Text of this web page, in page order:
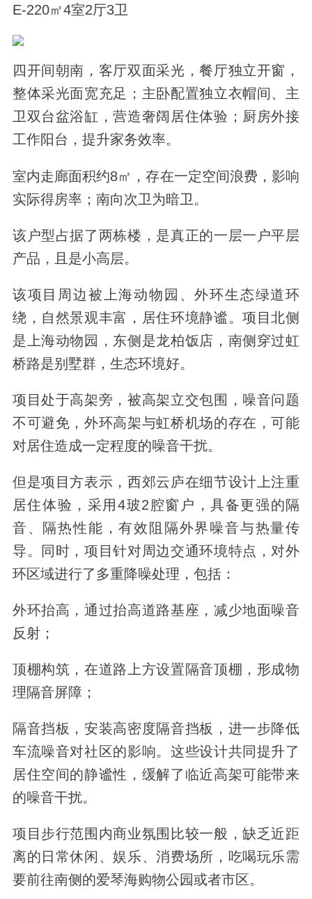
E-220㎡4室2厅3卫
四开间朝南，客厅双面采光，餐厅独立开窗，
整体采光面宽充足；主卧配置独立衣帽间、主
卫双台盆浴缸，营造奢阔居住体验；厨房外接
工作阳台，提升家务效率。
室内走廊面积约8㎡，存在一定空间浪费，影响
实际得房率；南向次卫为暗卫。
该户型占据了两栋楼，是真正的一层一户平层
产品，且是小高层。
该项目周边被上海动物园、外环生态绿道环
绕，自然景观丰富，居住环境静谧。项目北侧
是上海动物园，东侧是龙柏饭店，南侧穿过虹
桥路是别墅群，生态环境好。
项目处于高架旁，被高架立交包围，噪音问题
不可避免，外环高架与虹桥机场的存在，可能
对居住造成一定程度的噪音干扰。
但是项目方表示，西郊云庐在细节设计上注重
居住体验，采用4玻2腔窗户，具备更强的隔
音、隔热性能，有效阻隔外界噪音与热量传
导。同时，项目针对周边交通环境特点，对外
环区域进行了多重降噪处理，包括：
外环抬高，通过抬高道路基座，减少地面噪音
反射；
顶棚构筑，在道路上方设置隔音顶棚，形成物
理隔音屏障；
隔音挡板，安装高密度隔音挡板，进一步降低
车流噪音对社区的影响。这些设计共同提升了
居住空间的静谧性，缓解了临近高架可能带来
的噪音干扰。
项目步行范围内商业氛围比较一般，缺乏近距
离的日常休闲、娱乐、消费场所，吃喝玩乐需
要前往南侧的爱琴海购物公园或者市区。